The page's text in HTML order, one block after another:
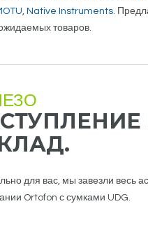
, Native Instruments.
товаров.
для вас, мы завезли весь
Ortofon с сумками UDG.